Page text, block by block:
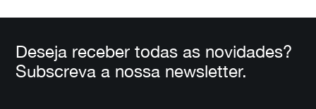
Deseja receber todas as novidades?
Subscreva a nossa newsletter.